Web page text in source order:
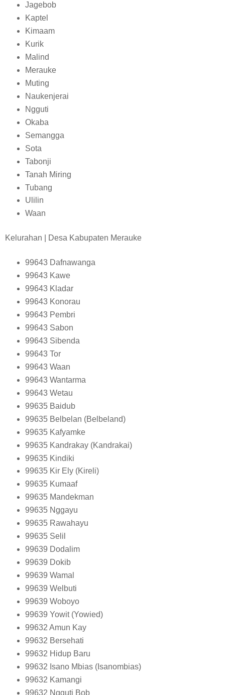
Jagebob
Kaptel
Kimaam
Kurik
Malind
Merauke
Muting
Naukenjerai
Ngguti
Okaba
Semangga
Sota
Tabonji
Tanah Miring
Tubang
Ulilin
Waan
Kelurahan | Desa Kabupaten Merauke
99643 Dafnawanga
99643 Kawe
99643 Kladar
99643 Konorau
99643 Pembri
99643 Sabon
99643 Sibenda
99643 Tor
99643 Waan
99643 Wantarma
99643 Wetau
99635 Baidub
99635 Belbelan (Belbeland)
99635 Kafyamke
99635 Kandrakay (Kandrakai)
99635 Kindiki
99635 Kir Ely (Kireli)
99635 Kumaaf
99635 Mandekman
99635 Nggayu
99635 Rawahayu
99635 Selil
99639 Dodalim
99639 Dokib
99639 Wamal
99639 Welbuti
99639 Woboyo
99639 Yowit (Yowied)
99632 Amun Kay
99632 Bersehati
99632 Hidup Baru
99632 Isano Mbias (Isanombias)
99632 Kamangi
99632 Ngguti Bob